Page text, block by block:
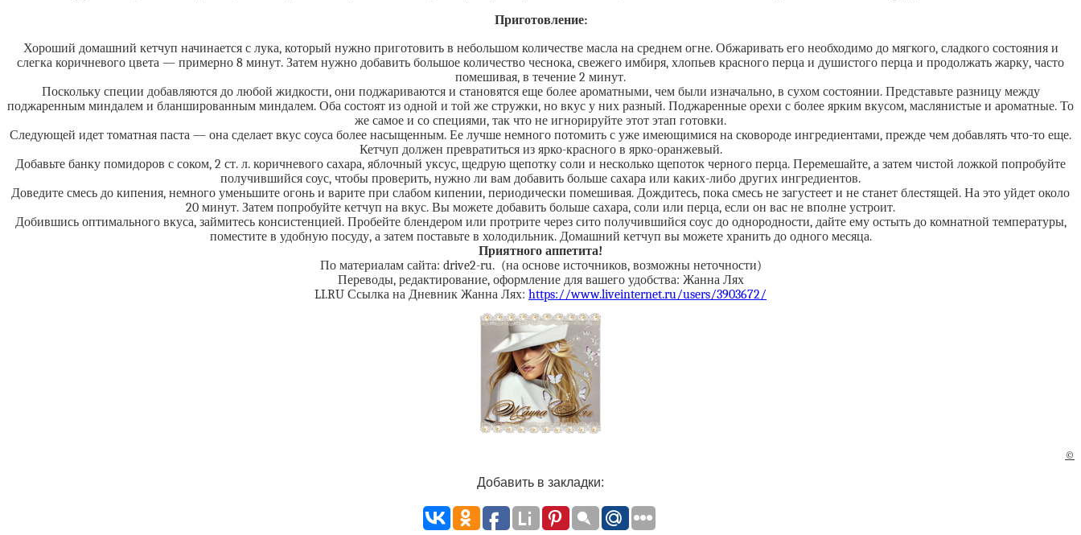
Приготовление:
Хороший домашний кетчуп начинается с лука, который нужно приготовить в небольшом количестве масла на среднем огне. Обжаривать его необходимо до мягкого, сладкого состояния и
слегка коричневого цвета — примерно 8 минут. Затем нужно добавить большое количество чеснока, свежего имбиря, хлопьев красного перца и душистого перца и продолжать жарку, часто
помешивая, в течение 2 минут.
Поскольку специи добавляются до любой жидкости, они поджариваются и становятся еще более ароматными, чем были изначально, в сухом состоянии. Представьте разницу между
поджаренным миндалем и бланшированным миндалем. Оба состоят из одной и той же стружки, но вкус у них разный. Поджаренные орехи с более ярким вкусом, маслянистые и ароматные. То
же самое и со специями, так что не игнорируйте этот этап готовки.
Следующей идет томатная паста — она сделает вкус соуса более насыщенным. Ее лучше немного потомить с уже имеющимися на сковороде ингредиентами, прежде чем добавлять что-то еще.
Кетчуп должен превратиться из ярко-красного в ярко-оранжевый.
Добавьте банку помидоров с соком, 2 ст. л. коричневого сахара, яблочный уксус, щедрую щепотку соли и несколько щепоток черного перца. Перемешайте, а затем чистой ложкой попробуйте
получившийся соус, чтобы проверить, нужно ли вам добавить больше сахара или каких-либо других ингредиентов.
Доведите смесь до кипения, немного уменьшите огонь и варите при слабом кипении, периодически помешивая. Дождитесь, пока смесь не загустеет и не станет блестящей. На это уйдет около
20 минут. Затем попробуйте кетчуп на вкус. Вы можете добавить больше сахара, соли или перца, если он вас не вполне устроит.
Добившись оптимального вкуса, займитесь консистенцией. Пробейте блендером или протрите через сито получившийся соус до однородности, дайте ему остыть до комнатной температуры,
поместите в удобную посуду, а затем поставьте в холодильник. Домашний кетчуп вы можете хранить до одного месяца.
Приятного аппетита!
По материалам сайта: drive2-ru. (на основе источников, возможны неточности)
Переводы, редактирование, оформление для вашего удобства: Жанна Лях
LI.RU Ссылка на Дневник Жанна Лях: https://www.liveinternet.ru/users/3903672/
©
Добавить в закладки: